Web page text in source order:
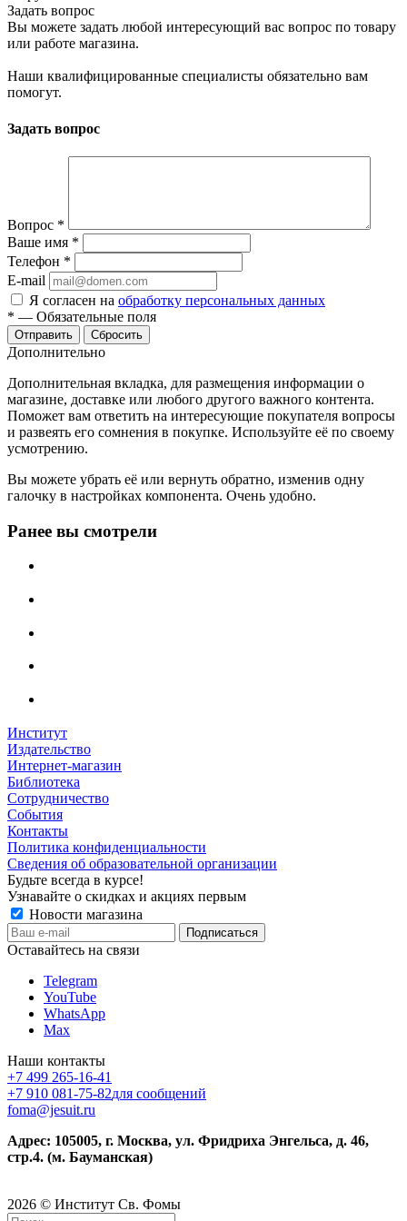
Задать вопрос
Вы можете задать любой интересующий вас вопрос по товару
или работе магазина.
Наши квалифицированные специалисты обязательно вам
помогут.
Задать вопрос
Вопрос *
Ваше имя *
Телефон *
E-mail
Я согласен на обработку персональных данных
* — Обязательные поля
Сбросить
Дополнительно
Дополнительная вкладка, для размещения информации о
магазине, доставке или любого другого важного контента.
Поможет вам ответить на интересующие покупателя вопросы
и развеять его сомнения в покупке. Используйте её по своему
усмотрению.
Вы можете убрать её или вернуть обратно, изменив одну
галочку в настройках компонента. Очень удобно.
Ранее вы смотрели
Институт
Издательство
Интернет-магазин
Библиотека
Сотрудничество
События
Контакты
Политика конфиденциальности
Сведения об образовательной организации
Будьте всегда в курсе!
Узнавайте о скидках и акциях первым
Новости магазина
Оставайтесь на связи
Telegram
YouTube
WhatsApp
Max
Наши контакты
+7 499 265-16-41
+7 910 081-75-82для сообщений
foma@jesuit.ru
Адрес: 105005, г. Москва, ул. Фридриха Энгельса, д. 46,
стр.4. (м. Бауманская)
2026 © Институт Св. Фомы